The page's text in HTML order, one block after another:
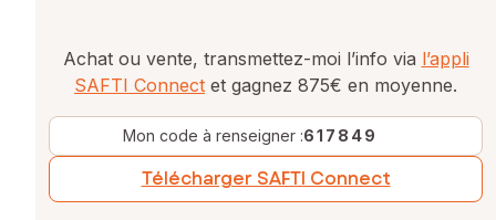
Achat ou vente, transmettez-moi l’info via l’appli
SAFTI Connect et gagnez 875€ en moyenne.
Mon code à renseigner :617849
Télécharger SAFTI Connect